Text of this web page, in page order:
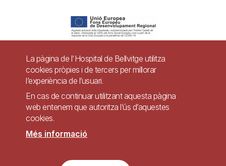
Pie
página
Contacte
Accessibilitat Avís legal Ajuda
Lloc web accessible de conformitat amb el Reial Decret 1112/2018, de 7 de
La pàgina de l'Hospital de Bellvitge utilitza
cookies pròpies i de tercers per millorar
l’experiència de l’usuari.
En cas de continuar utilitzant aquesta pàgina
web entenem que autoritza l’ús d’aquestes
cookies.
Més informació